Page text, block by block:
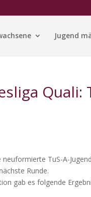
Jugend
TuS-A-
Runde.
gab es folgende